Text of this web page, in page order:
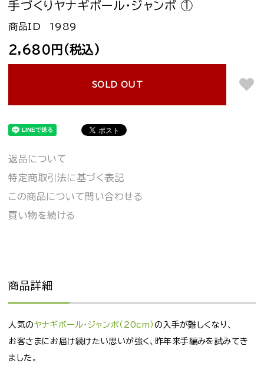
手づくりヤナギボール・ジャンボ ①
1989
2,680円(税込)
SOLD OUT
返品について
特定商取引法に基づく表記
この商品について問い合わせる
買い物を続ける
商品詳細
人気のヤナギボール・ジャンボ（20cm） の入手が難しくなり、
お客さまにお届け続けたい思いが強く、昨年来手編みを試みてき
ました。